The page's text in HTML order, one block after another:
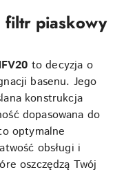
filtr piaskowy
to decyzja o
basenu. Jego
konstrukcja
dopasowana do
optymalne
obsługi i
oszczędzą Twój